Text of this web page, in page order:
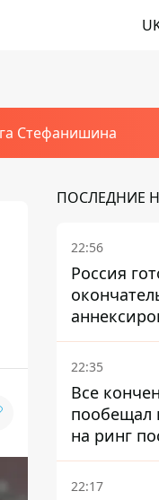
Стефанишина
ПОСЛЕДНИЕ
22:56
Россия
Осетию –
22:35
Все
пообещал
на ринг
боя
22:17